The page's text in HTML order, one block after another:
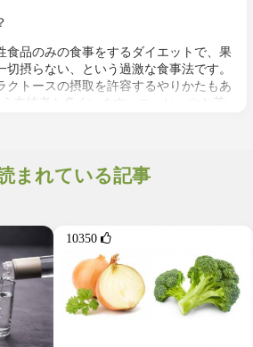
食品のみの食事をするダイエットで、果
摂らない、という過激な食事法です。
クトースの摂取を許容するやりかたもあ
支持者も多くいます。コーヒーやお茶
下のようなもののみ
ラード、ボーンブロス
はコーヒーなど）
摂取しないケースも。
しか食べない、という超極端なバージョ
などは多くのアレルギー体質の人に
、実際には個人個人の体質にカスタマ
まれている記事
10350 